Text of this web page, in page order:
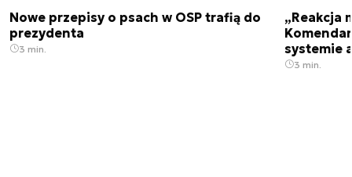
Nowe przepisy o psach w OSP trafią do
prezydenta
3 min.
„Reakcja
systemie
3 min.